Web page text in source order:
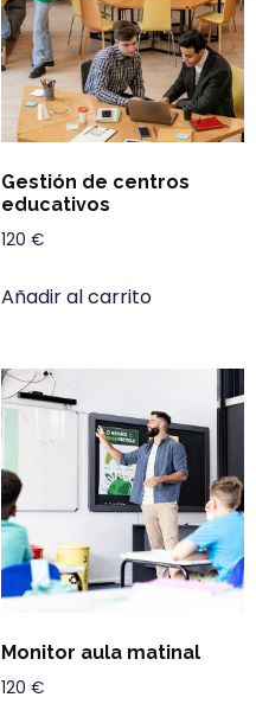
Gestión de centros
educativos
120 €
Añadir al carrito
Monitor aula matinal
120 €